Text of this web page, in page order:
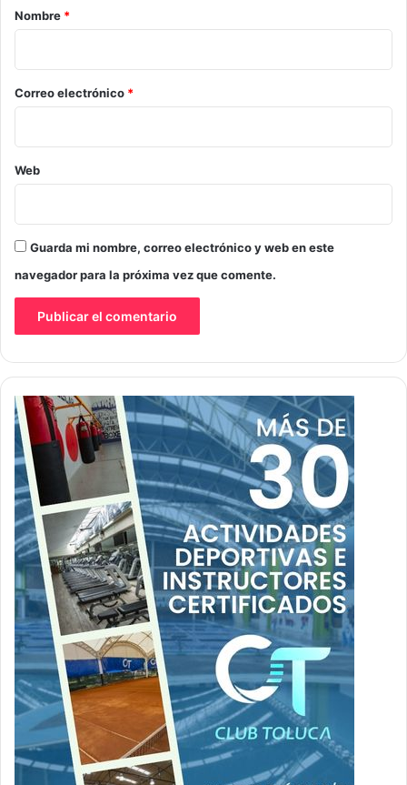
r
o
*
Nombre *
Correo electrónico *
Web
Guarda mi nombre, correo electrónico y web en este
navegador para la próxima vez que comente.